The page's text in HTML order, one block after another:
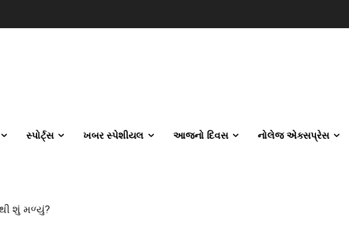
સ્પોર્ટ્સ ખબર સ્પેશીયલ આજનો દિવસ નોલેજ એક્સપ્રેસ
શું મળ્યું?